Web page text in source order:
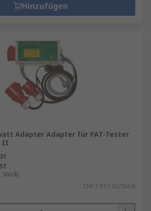
Hinzufügen
Adapter Adapter für PAT-Tester
II
CHF.1'517.02/Stück